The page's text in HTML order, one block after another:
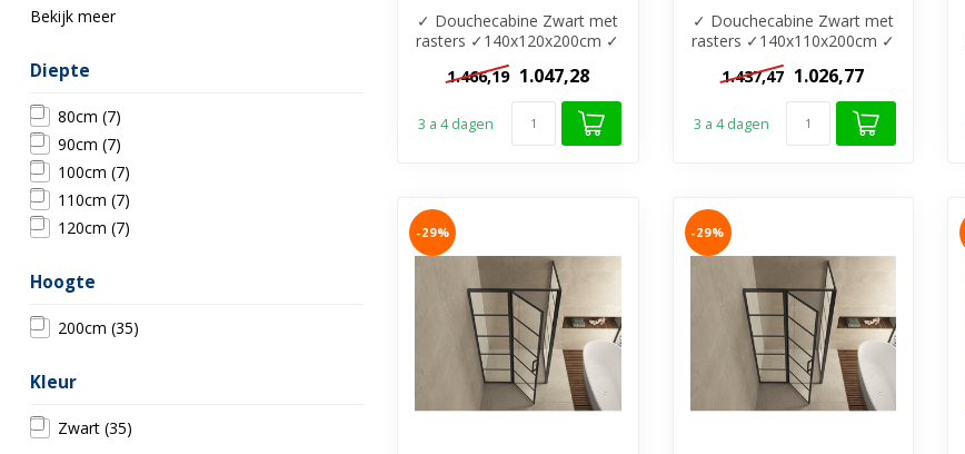
Bekijk meer
Diepte
80cm (7)
90cm (7)
100cm (7)
110cm (7)
120cm (7)
Hoogte
200cm (35)
Kleur
Zwart (35)
✓ Douchecabine Zwart met
rasters ✓140x120x200cm ✓
8mm helder glas ✓ Nano-
coating...
1.466,19 1.047,28
3 a 4 dagen
✓ Douchecabine Zwart met
rasters ✓140x110x200cm ✓
8mm helder glas ✓ Nano-
coating...
1.437,47 1.026,77
3 a 4 dagen
-29% -29%